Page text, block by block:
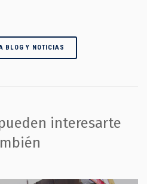
BLOG Y NOTICIAS
interesarte